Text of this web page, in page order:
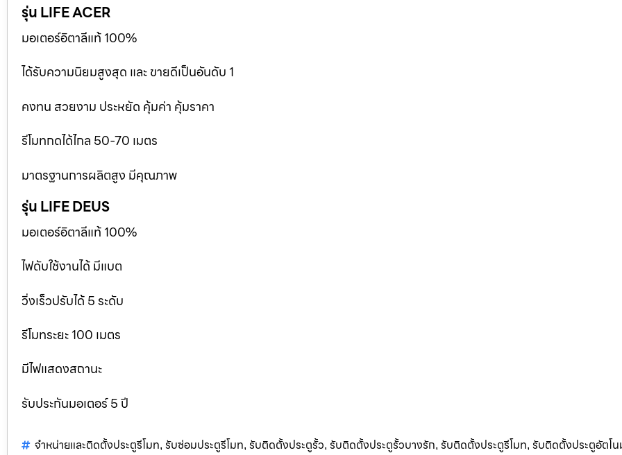
รุ่น LIFE ACER
มอเตอร์อิตาลีแท้ 100%
ได้รับความนิยมสูงสุด และ ขายดีเป็นอันดับ 1
คงทน สวยงาม ประหยัด คุ้มค่า คุ้มราคา
รีโมทกดได้ไกล 50-70 เมตร
มาตรฐานการผลิตสูง มีคุณภาพ
รุ่น LIFE DEUS
มอเตอร์อิตาลีแท้ 100%
ไฟดับใช้งานได้ มีแบต
วิ่งเร็วปรับได้ 5 ระดับ
รีโมทระยะ 100 เมตร
มีไฟแสดงสถานะ
รับประกันมอเตอร์ 5 ปี
จำหน่ายและติดตั้งประตูรีโมท, รับซ่อมประตูรีโมท, รับติดตั้งประตูรั้ว, รับติดตั้งประตูรั้วบางรัก, รับติดตั้งประตูรีโมท, รับติดตั้งประตูอัตโ